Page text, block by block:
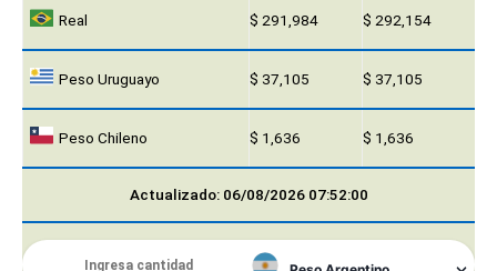
Real $ 291,984 $ 292,154
Peso Uruguayo $ 37,105 $ 37,105
Peso Chileno $ 1,636 $ 1,636
Actualizado: 06/08/2026 07:52:00